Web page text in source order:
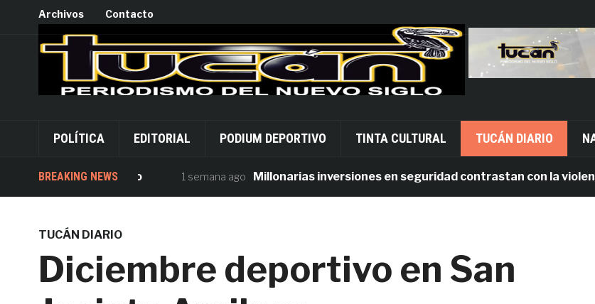
Archivos Contacto
POLÍTICA EDITORIAL PODIUM DEPORTIVO TINTA CULTURAL TUCÁN DIARIO
BREAKING NEWS
desde Palacio 1 semana ago Millonarias inversiones en seguridad contrastan con la violencia
TUCÁN DIARIO
Diciembre deportivo en San